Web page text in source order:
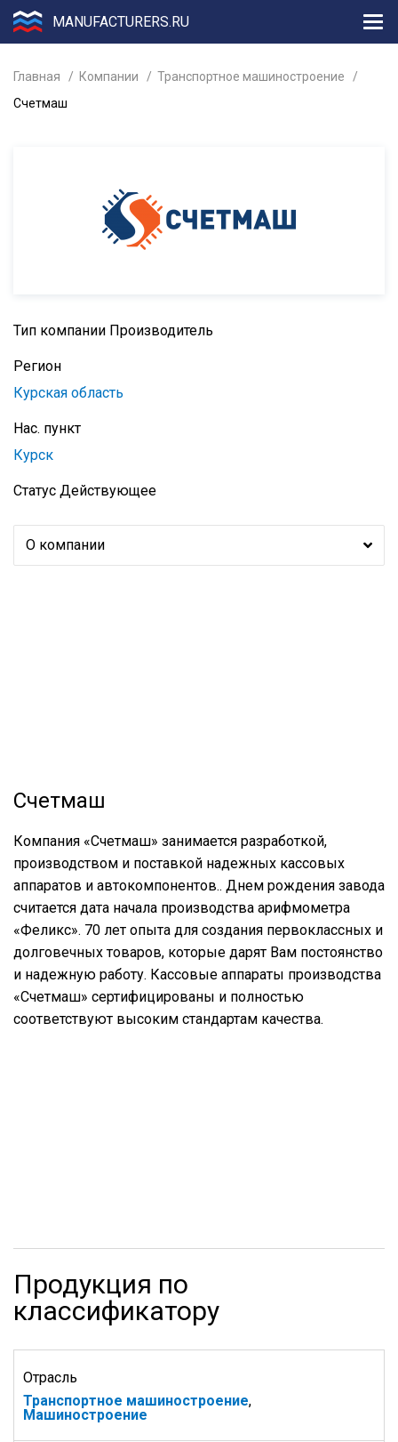
MANUFACTURERS.RU
Главная Компании
Транспортное машиностроение
Счетмаш
Тип компании Производитель
Регион
Курская область
Нас. пункт
Курск
Статус Действующее
О компании
Счетмаш
Компания «Счетмаш» занимается разработкой,
производством и поставкой надежных кассовых
аппаратов и автокомпонентов.. Днем рождения завода
считается дата начала производства арифмометра
«Феликс». 70 лет опыта для создания первоклассных и
долговечных товаров, которые дарят Вам постоянство
и надежную работу. Кассовые аппараты производства
«Счетмаш» сертифицированы и полностью
соответствуют высоким стандартам качества.
Продукция по
классификатору
Отрасль
Транспортное машиностроение,
Машиностроение